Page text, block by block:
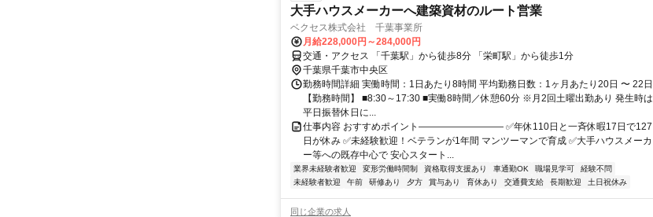
大手ハウスメーカーへ建築資材のルート営業
ベクセス株式会社 千葉事業所
月給228,000円～284,000円
交通・アクセス 「千葉駅」から徒歩8分 「栄町駅」から徒歩1分
千葉県千葉市中央区
勤務時間詳細 実働時間：1日あたり8時間 平均勤務日数：1ヶ月あたり20日 〜 22日
【勤務時間】 ■8:30～17:30 ■実働8時間／休憩60分 ※月2回土曜出勤あり 発生時は
平日振替休日に...
仕事内容 おすすめポイント――――――――― ✅年休110日と一斉休暇17日で127
日が休み ✅未経験歓迎！ベテランが1年間 マンツーマンで育成 ✅大手ハウスメーカ
ー等への既存中心で 安心スタート...
業界未経験者歓迎 変形労働時間制 資格取得支援あり 車通勤OK 職場見学可
経験不問
未経験者歓迎
午前 研修あり 夕方 賞与あり 育休あり 交通費支給 長期歓迎 土日祝休み
同じ企業の求人